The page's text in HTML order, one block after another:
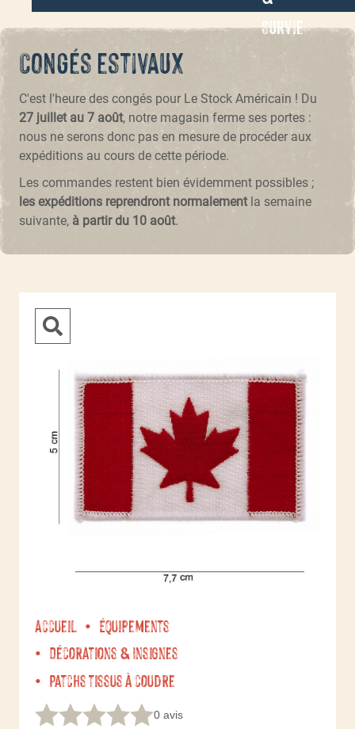
Survie
Congés estivaux
C'est l'heure des congés pour Le Stock Américain ! Du
27 juillet au 7 août, notre magasin ferme ses portes :
nous ne serons donc pas en mesure de procéder aux
expéditions au cours de cette période.
Les commandes restent bien évidemment possibles ;
les expéditions reprendront normalementla semaine
suivante, à partir du 10 août.
Accueil
Équipements
Décorations & Insignes
Patchs tissus à coudre
0 avis